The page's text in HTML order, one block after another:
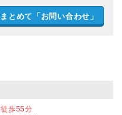
まとめて「お問い合わせ」
歩55分